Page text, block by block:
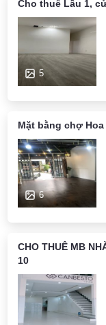
Cho thuê Lầu 1,
5
Mặt bằng chợ
6
CHO THUÊ MB
10